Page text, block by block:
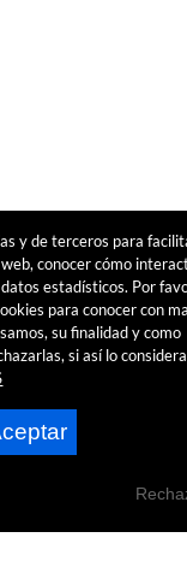
y de terceros para
conocer cómo
estadísticos. Por
para conocer con
su finalidad y como
si así lo considera